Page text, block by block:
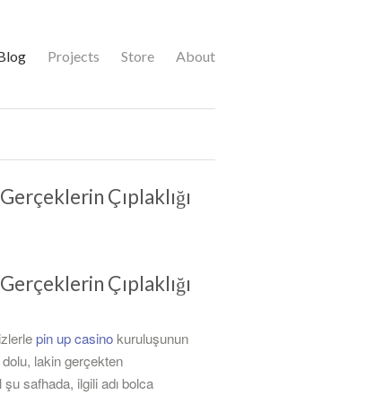
Projects Store About
Çıplaklığı
Çıplaklığı
pin up casino kuruluşunun
dolu, lakin gerçekten
safhada, ilgili adı bolca